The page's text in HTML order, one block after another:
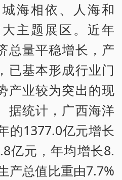
海相依、人海和
主题展区。近年
总量平稳增长，产
已基本形成行业门
产业较为突出的现
据统计，广西海洋
的1377.0亿元增长
亿元，年均增长8.
产总值比重由7.7%